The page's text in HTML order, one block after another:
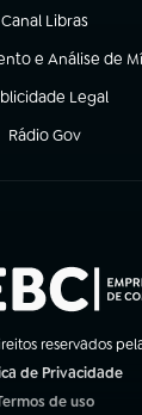
Canal Libras
(abre em nova aba)
e Análise de
aba)
Legal
em nova aba)
Rádio Gov
(abre em nova aba)
reservados
de Privacidade
de uso